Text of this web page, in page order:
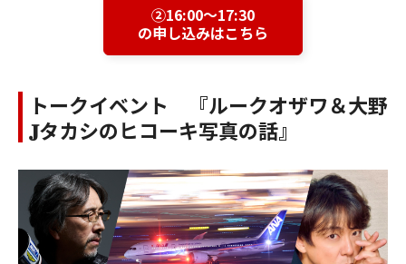
②16:00～17:30
の申し込みはこちら
トークイベント 『ルークオザワ＆大野
𝐉タカシのヒコーキ写真の話』